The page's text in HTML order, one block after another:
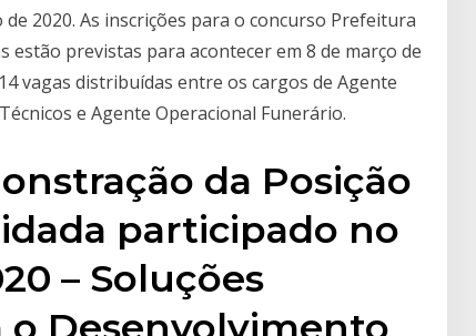
2020. As inscrições para o concurso Prefeitura
estão previstas para acontecer em 8 de março de
vagas distribuídas entre os cargos de Agente
e Agente Operacional Funerário.
da Posição
participado no
– Soluções